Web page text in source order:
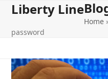
Skip
content
Liberty Line
Open
menu
Close
menu
Home
password